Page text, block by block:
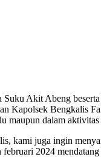
Akit Abeng
Kapolsek Bengkalis
maupun dalam
kami juga ingin
2024